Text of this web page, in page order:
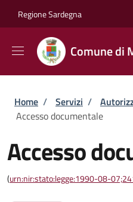
Regione Sardegna
Comune di
Briciole di
Home / Servizi /
Accesso documentale
Accesso
(urn:nir:stato:legge:1990-08-